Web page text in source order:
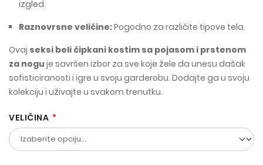
izgled.
Raznovrsne veličine:Pogodno za različite tipove tela.
Ovaj seksi beli čipkani kostim sa pojasom i prstenom
za nogu je savršen izbor za sve koje žele da unesu dašak
sofisticiranosti i igre u svoju garderobu. Dodajte ga u svoju
kolekciju i uživajte u svakom trenutku.
VELIČINA